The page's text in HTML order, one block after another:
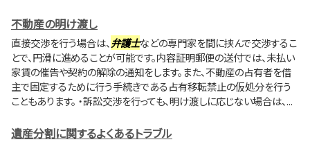
不動産の明け渡し
直接交渉を行う場合は、弁護士などの専門家を間に挟んで交渉するこ
とで、円滑に進めることが可能です。内容証明郵便の送付では、未払い
家賃の催告や契約の解除の通知をします。また、不動産の占有者を借
主で固定するために行う手続きである占有移転禁止の仮処分を行う
こともあります。 ・訴訟交渉を行っても、明け渡しに応じない場合は、...
遺産分割に関するよくあるトラブル